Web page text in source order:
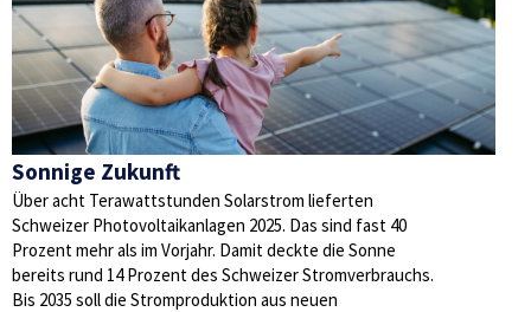
Sonnige Zukunft
Über acht Terawattstunden Solarstrom lieferten
Schweizer Photovoltaikanlagen 2025. Das sind fast 40
Prozent mehr als im Vorjahr. Damit deckte die Sonne
bereits rund 14 Prozent des Schweizer Stromverbrauchs.
Bis 2035 soll die Stromproduktion aus neuen